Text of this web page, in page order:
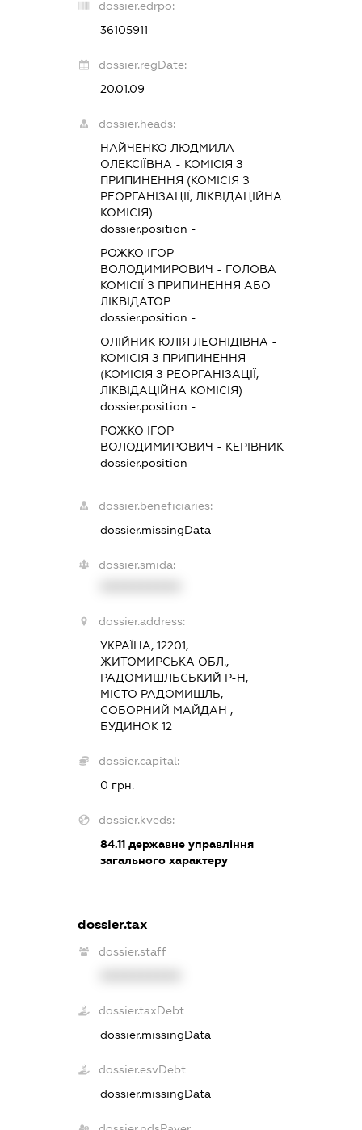
dossier.edrpo:
36105911
dossier.regDate:
20.01.09
dossier.heads:
НАЙЧЕНКО ЛЮДМИЛА
ОЛЕКСІЇВНА - КОМІСІЯ З
ПРИПИНЕННЯ (КОМІСІЯ З
РЕОРГАНІЗАЦІЇ, ЛІКВІДАЦІЙНА
КОМІСІЯ)
dossier.position -
РОЖКО ІГОР
ВОЛОДИМИРОВИЧ - ГОЛОВА
КОМІСІЇ З ПРИПИНЕННЯ АБО
ЛІКВІДАТОР
dossier.position -
ОЛІЙНИК ЮЛІЯ ЛЕОНІДІВНА -
КОМІСІЯ З ПРИПИНЕННЯ
(КОМІСІЯ З РЕОРГАНІЗАЦІЇ,
ЛІКВІДАЦІЙНА КОМІСІЯ)
dossier.position -
РОЖКО ІГОР
ВОЛОДИМИРОВИЧ - КЕРІВНИК
dossier.position -
dossier.beneficiaries:
dossier.missingData
dossier.smida:
dossier.address:
УКРАЇНА, 12201,
ЖИТОМИРСЬКА ОБЛ.,
РАДОМИШЛЬСЬКИЙ Р-Н,
МІСТО РАДОМИШЛЬ,
СОБОРНИЙ МАЙДАН ,
БУДИНОК 12
dossier.capital:
0 грн.
dossier.kveds:
84.11державне управління
загального характеру
dossier.tax
dossier.staff
dossier.taxDebt
dossier.missingData
dossier.esvDebt
dossier.missingData